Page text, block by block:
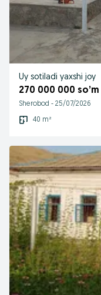
Uy sotiladi yaxshi joy
270 000 000 so’m
Sherobod - 25/07/2026
40 m²